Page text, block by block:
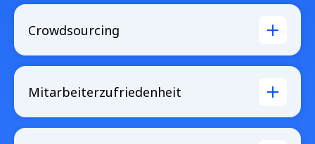
Crowdsourcing
Mitarbeiterzufriedenheit